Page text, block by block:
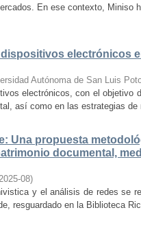
En ese contexto, Miniso
electrónicos
Autónoma de San Luis
electrónicos, con el objetivo
así como en las estrategias de
Una propuesta
documental,
08)
y el análisis de redes se
resguardado en la Biblioteca